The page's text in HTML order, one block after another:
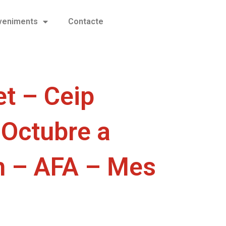
Contacte
– Ceip
a
– AFA – Mes